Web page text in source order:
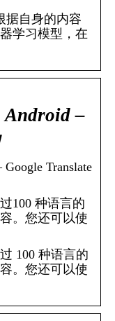
据自身的内容
学习模型，在
Android –
Translate
100 种语言的
。您还可以使
100 种语言的
。您还可以使